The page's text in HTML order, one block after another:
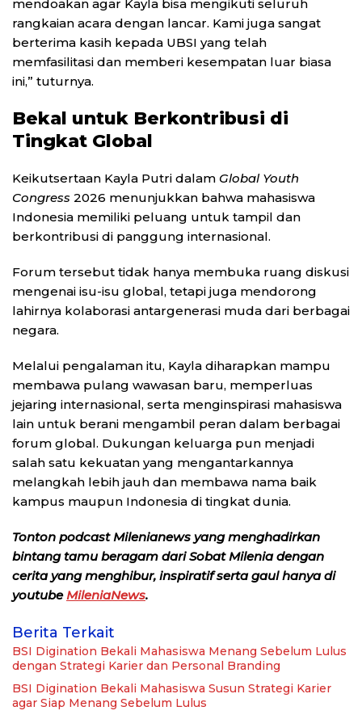
mendoakan agar Kayla bisa mengikuti seluruh
rangkaian acara dengan lancar. Kami juga sangat
berterima kasih kepada UBSI yang telah
memfasilitasi dan memberi kesempatan luar biasa
ini,” tuturnya.
Bekal untuk Berkontribusi di
Tingkat Global
Keikutsertaan Kayla Putri dalam Global Youth
Congress 2026 menunjukkan bahwa mahasiswa
Indonesia memiliki peluang untuk tampil dan
berkontribusi di panggung internasional.
Forum tersebut tidak hanya membuka ruang diskusi
mengenai isu-isu global, tetapi juga mendorong
lahirnya kolaborasi antargenerasi muda dari berbagai
negara.
Melalui pengalaman itu, Kayla diharapkan mampu
membawa pulang wawasan baru, memperluas
jejaring internasional, serta menginspirasi mahasiswa
lain untuk berani mengambil peran dalam berbagai
forum global. Dukungan keluarga pun menjadi
salah satu kekuatan yang mengantarkannya
melangkah lebih jauh dan membawa nama baik
kampus maupun Indonesia di tingkat dunia.
Tonton podcast Milenianews yang menghadirkan
bintang tamu beragam dari Sobat Milenia dengan
cerita yang menghibur, inspiratif serta gaul hanya di
youtubeMileniaNews.
Berita Terkait
BSI Digination Bekali Mahasiswa Menang Sebelum Lulus
dengan Strategi Karier dan Personal Branding
BSI Digination Bekali Mahasiswa Susun Strategi Karier
agar Siap Menang Sebelum Lulus